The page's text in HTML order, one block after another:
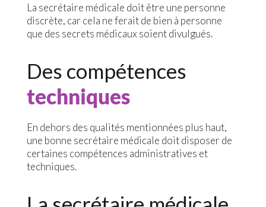
La secrétaire médicale doit être une personne
discrète, car cela ne ferait de bien à personne
que des secrets médicaux soient divulgués.
Des compétences
techniques
En dehors des qualités mentionnées plus haut,
une bonne secrétaire médicale doit disposer de
certaines compétences administratives et
techniques.